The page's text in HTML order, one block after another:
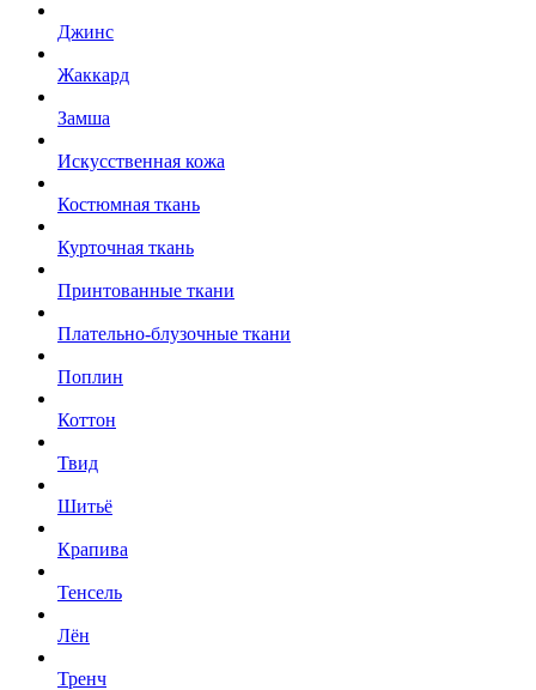
Джинс
Жаккард
Замша
Искусственная кожа
Костюмная ткань
Курточная ткань
Принтованные ткани
Плательно-блузочные ткани
Поплин
Коттон
Твид
Шитьё
Крапива
Тенсель
Лён
Тренч